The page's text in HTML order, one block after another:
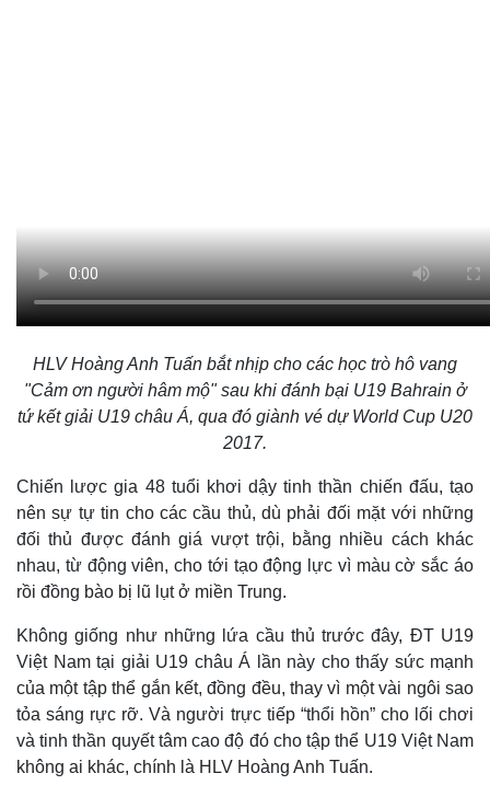
HLV Hoàng Anh Tuấn bắt nhịp cho các học trò hô vang
"Cảm ơn người hâm mộ" sau khi đánh bại U19 Bahrain ở
tứ kết giải U19 châu Á, qua đó giành vé dự World Cup U20
2017.
Chiến lược gia 48 tuổi khơi dậy tinh thần chiến đấu, tạo
nên sự tự tin cho các cầu thủ, dù phải đối mặt với những
đối thủ được đánh giá vượt trội, bằng nhiều cách khác
nhau, từ động viên, cho tới tạo động lực vì màu cờ sắc áo
rồi đồng bào bị lũ lụt ở miền Trung.
Không giống như những lứa cầu thủ trước đây, ĐT U19
Việt Nam tại giải U19 châu Á lần này cho thấy sức mạnh
của một tập thể gắn kết, đồng đều, thay vì một vài ngôi sao
tỏa sáng rực rỡ. Và người trực tiếp “thổi hồn” cho lối chơi
và tinh thần quyết tâm cao độ đó cho tập thể U19 Việt Nam
không ai khác, chính là HLV Hoàng Anh Tuấn.